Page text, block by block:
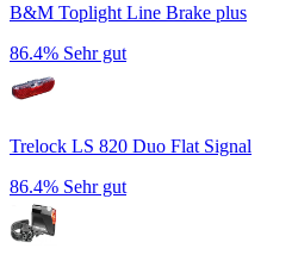
B&M Toplight Line Brake plus
86.4% Sehr gut
Trelock LS 820 Duo Flat Signal
86.4% Sehr gut